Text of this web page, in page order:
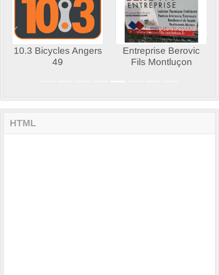
10.3 Bicycles Angers
49
Entreprise Berovic
Fils Montluçon
Précedent
HTML